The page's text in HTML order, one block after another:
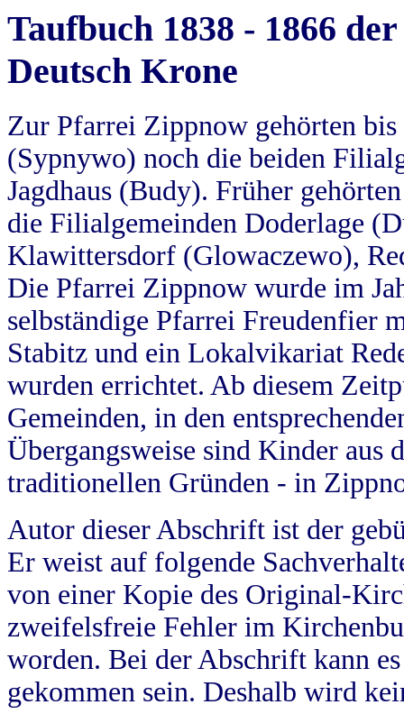
Taufbuch 1838 - 1866
Deutsch Krone
Zur Pfarrei Zippnow gehörten
(Sypnywo) noch die beiden
Jagdhaus (Budy). Früher
die Filialgemeinden Doderlage
Klawittersdorf (Glowaczewo),
Die Pfarrei Zippnow wurde im
selbständige Pfarrei Freudenfier
Stabitz und ein Lokalvikariat
wurden errichtet. Ab diesem
Gemeinden, in den
Übergangsweise sind Kinder aus
traditionellen Gründen - in
Autor dieser Abschrift ist der
Er weist auf folgende
von einer Kopie des Original-
zweifelsfreie Fehler im
worden. Bei der Abschrift kann
gekommen sein. Deshalb wird